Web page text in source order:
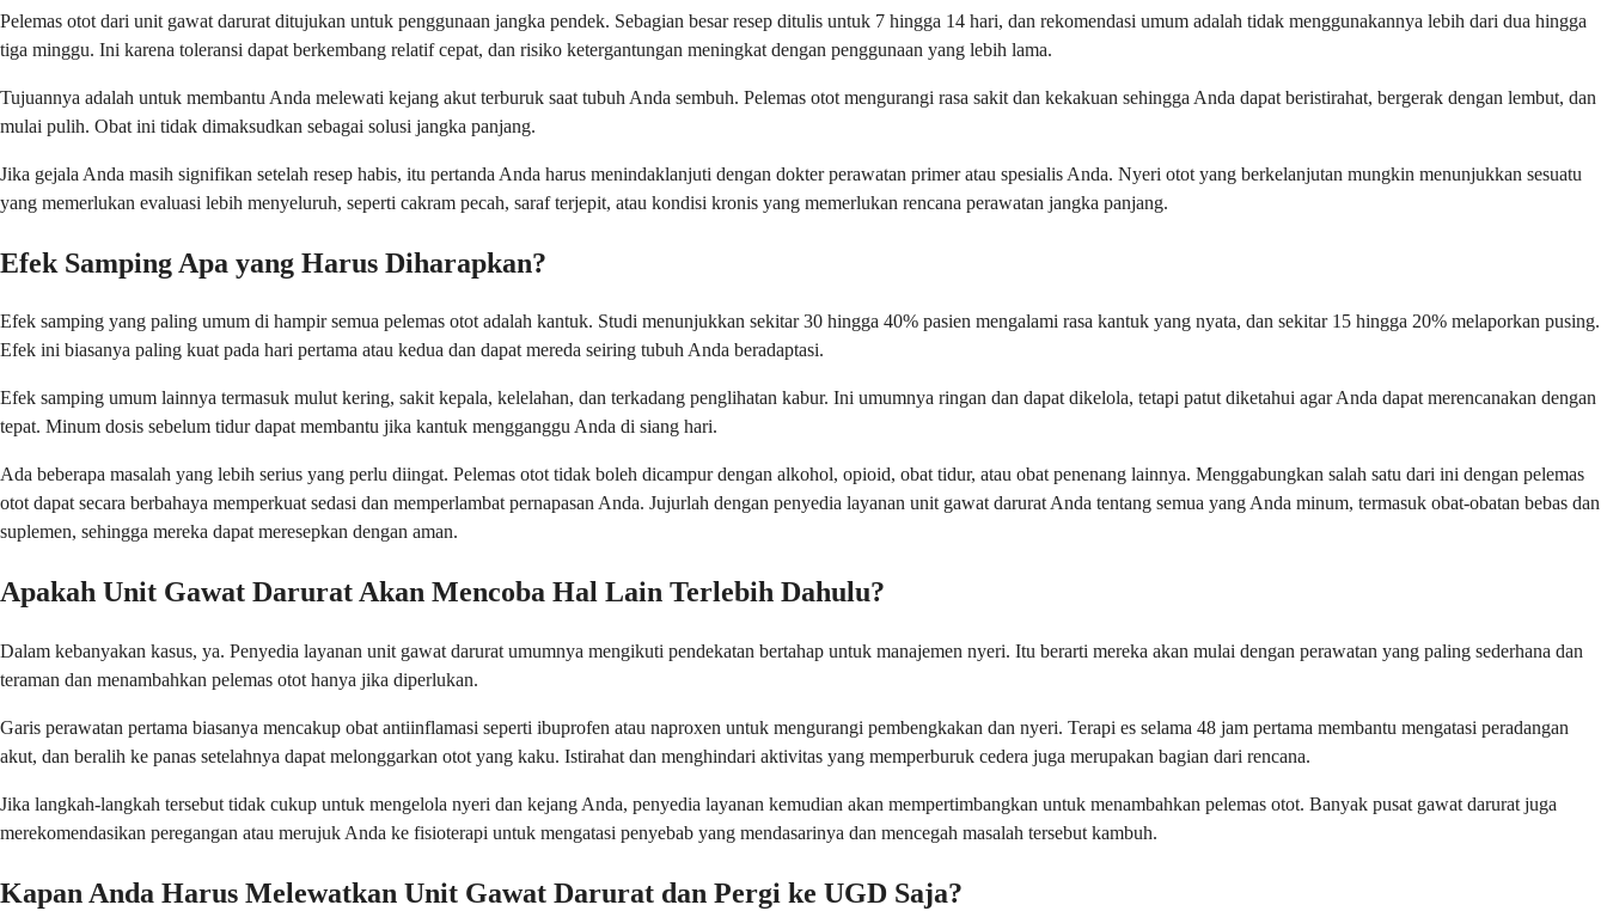
Pelemas otot dari unit gawat darurat ditujukan untuk penggunaan jangka pendek. Sebagian besar resep ditulis untuk 7 hingga 14 hari, dan rekomendasi umum adalah tidak menggunakannya lebih dari dua hingga
tiga minggu. Ini karena toleransi dapat berkembang relatif cepat, dan risiko ketergantungan meningkat dengan penggunaan yang lebih lama.
Tujuannya adalah untuk membantu Anda melewati kejang akut terburuk saat tubuh Anda sembuh. Pelemas otot mengurangi rasa sakit dan kekakuan sehingga Anda dapat beristirahat, bergerak dengan lembut, dan
mulai pulih. Obat ini tidak dimaksudkan sebagai solusi jangka panjang.
Jika gejala Anda masih signifikan setelah resep habis, itu pertanda Anda harus menindaklanjuti dengan dokter perawatan primer atau spesialis Anda. Nyeri otot yang berkelanjutan mungkin menunjukkan sesuatu
yang memerlukan evaluasi lebih menyeluruh, seperti cakram pecah, saraf terjepit, atau kondisi kronis yang memerlukan rencana perawatan jangka panjang.
Efek Samping Apa yang Harus Diharapkan?
Efek samping yang paling umum di hampir semua pelemas otot adalah kantuk. Studi menunjukkan sekitar 30 hingga 40% pasien mengalami rasa kantuk yang nyata, dan sekitar 15 hingga 20% melaporkan pusing.
Efek ini biasanya paling kuat pada hari pertama atau kedua dan dapat mereda seiring tubuh Anda beradaptasi.
Efek samping umum lainnya termasuk mulut kering, sakit kepala, kelelahan, dan terkadang penglihatan kabur. Ini umumnya ringan dan dapat dikelola, tetapi patut diketahui agar Anda dapat merencanakan dengan
tepat. Minum dosis sebelum tidur dapat membantu jika kantuk mengganggu Anda di siang hari.
Ada beberapa masalah yang lebih serius yang perlu diingat. Pelemas otot tidak boleh dicampur dengan alkohol, opioid, obat tidur, atau obat penenang lainnya. Menggabungkan salah satu dari ini dengan pelemas
otot dapat secara berbahaya memperkuat sedasi dan memperlambat pernapasan Anda. Jujurlah dengan penyedia layanan unit gawat darurat Anda tentang semua yang Anda minum, termasuk obat-obatan bebas dan
suplemen, sehingga mereka dapat meresepkan dengan aman.
Apakah Unit Gawat Darurat Akan Mencoba Hal Lain Terlebih Dahulu?
Dalam kebanyakan kasus, ya. Penyedia layanan unit gawat darurat umumnya mengikuti pendekatan bertahap untuk manajemen nyeri. Itu berarti mereka akan mulai dengan perawatan yang paling sederhana dan
teraman dan menambahkan pelemas otot hanya jika diperlukan.
Garis perawatan pertama biasanya mencakup obat antiinflamasi seperti ibuprofen atau naproxen untuk mengurangi pembengkakan dan nyeri. Terapi es selama 48 jam pertama membantu mengatasi peradangan
akut, dan beralih ke panas setelahnya dapat melonggarkan otot yang kaku. Istirahat dan menghindari aktivitas yang memperburuk cedera juga merupakan bagian dari rencana.
Jika langkah-langkah tersebut tidak cukup untuk mengelola nyeri dan kejang Anda, penyedia layanan kemudian akan mempertimbangkan untuk menambahkan pelemas otot. Banyak pusat gawat darurat juga
merekomendasikan peregangan atau merujuk Anda ke fisioterapi untuk mengatasi penyebab yang mendasarinya dan mencegah masalah tersebut kambuh.
Kapan Anda Harus Melewatkan Unit Gawat Darurat dan Pergi ke UGD Saja?